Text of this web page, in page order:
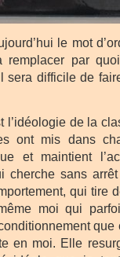
le mot
remplacer par
sera difficile de
l’idéologie de la
ont mis dans
et maintient
cherche sans
qui tire
moi qui
que
en moi. Elle